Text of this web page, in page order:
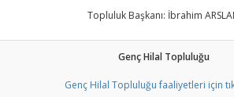
Topluluk Başkanı: İbrahim
Genç Hilal Topluluğu
Genç Hilal Topluluğu faaliyetleri için